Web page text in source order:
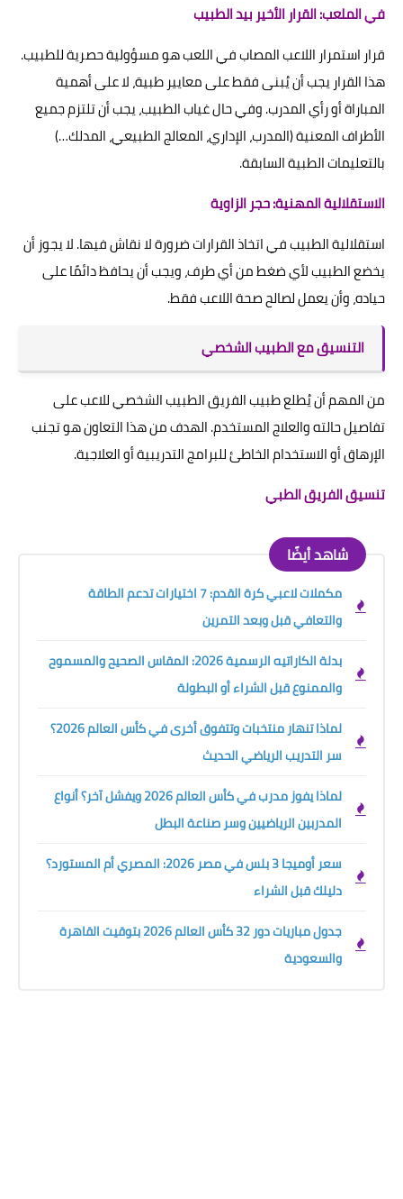
في الملعب: القرار الأخير بيد الطبيب
قرار استمرار اللاعب المصاب في اللعب هو مسؤولية حصرية للطبيب.
هذا القرار يجب أن يُبنى فقط على معايير طبية، لا على أهمية
المباراة أو رأي المدرب. وفي حال غياب الطبيب، يجب أن تلتزم جميع
الأطراف المعنية (المدرب، الإداري، المعالج الطبيعي، المدلك…)
بالتعليمات الطبية السابقة.
الاستقلالية المهنية: حجر الزاوية
استقلالية الطبيب في اتخاذ القرارات ضرورة لا نقاش فيها. لا يجوز أن
يخضع الطبيب لأي ضغط من أي طرف، ويجب أن يحافظ دائمًا على
حياده، وأن يعمل لصالح صحة اللاعب فقط.
التنسيق مع الطبيب الشخصي
من المهم أن يُطلع طبيب الفريق الطبيب الشخصي للاعب على
تفاصيل حالته والعلاج المستخدم. الهدف من هذا التعاون هو تجنب
الإرهاق أو الاستخدام الخاطئ للبرامج التدريبية أو العلاجية.
تنسيق الفريق الطبي
شاهد أيضًا
مكملات لاعبي كرة القدم: 7 اختيارات تدعم الطاقة
والتعافي قبل وبعد التمرين
بدلة الكاراتيه الرسمية 2026: المقاس الصحيح والمسموح
والممنوع قبل الشراء أو البطولة
لماذا تنهار منتخبات وتتفوق أخرى في كأس العالم 2026؟
سر التدريب الرياضي الحديث
لماذا يفوز مدرب في كأس العالم 2026 ويفشل آخر؟ أنواع
المدربين الرياضيين وسر صناعة البطل
سعر أوميجا 3 بلس في مصر 2026: المصري أم المستورد؟
دليلك قبل الشراء
جدول مباريات دور 32 كأس العالم 2026 بتوقيت القاهرة
والسعودية